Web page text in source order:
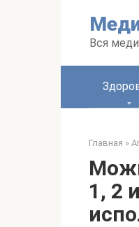
Вся
Главная »
1, 2